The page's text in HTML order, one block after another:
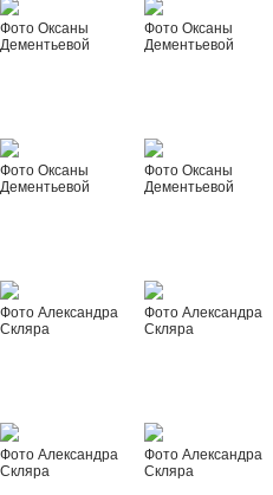
Фото Оксаны
Дементьевой
Фото Оксаны
Дементьевой
Фото Оксаны
Дементьевой
Фото Оксаны
Дементьевой
Фото Александра
Скляра
Фото Александра
Скляра
Фото Александра
Скляра
Фото Александра
Скляра